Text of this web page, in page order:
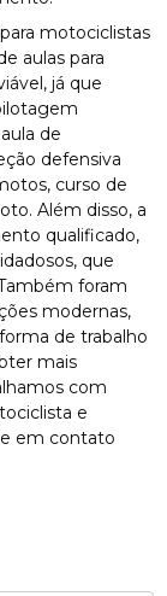
motociclistas
aulas para
já que
de
defensiva
curso de
Além disso, a
qualificado,
que
foram
modernas,
de trabalho
mais
com
e
em contato